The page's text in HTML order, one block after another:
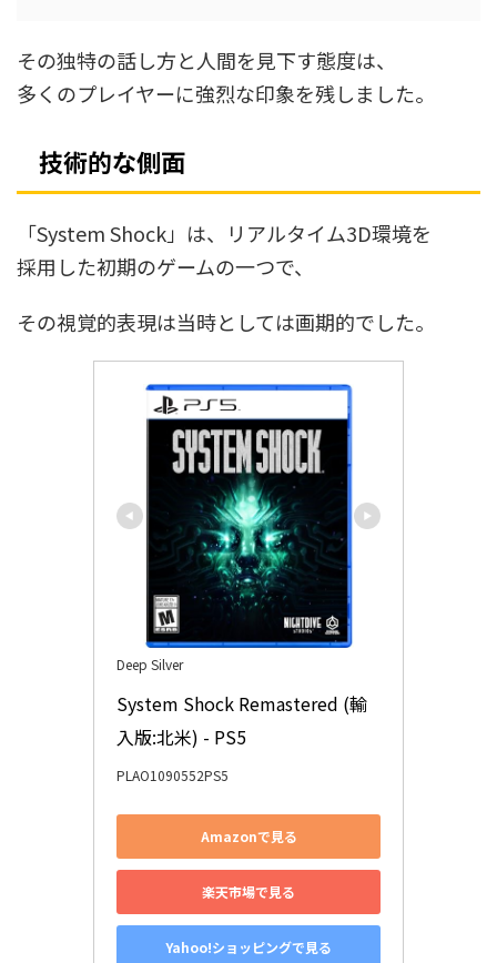
その独特の話し方と人間を見下す態度は、
多くのプレイヤーに強烈な印象を残しました。
技術的な側面
「System Shock」は、リアルタイム3D環境を
採用した初期のゲームの一つで、
その視覚的表現は当時としては画期的でした。
Deep Silver
System Shock Remastered (輸
入版:北米) - PS5
PLAO1090552PS5
Amazonで見る
楽天市場で見る
Yahoo!ショッピングで見る